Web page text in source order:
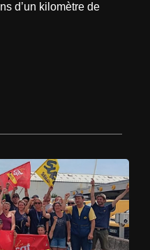
d’un kilomètre de